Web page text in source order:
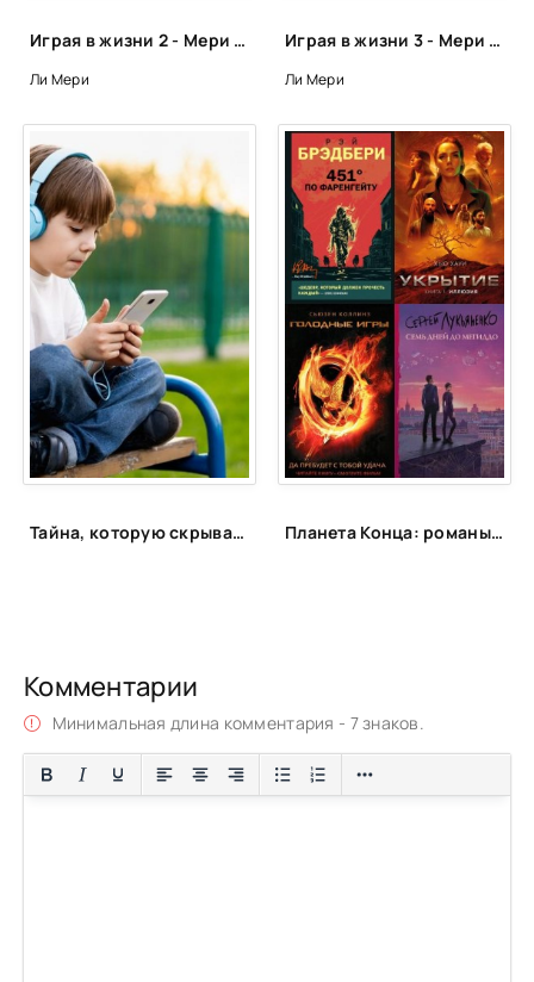
Играя в жизни 2 - Мери Ли
Ли Мери
Играя в жизни 3 - Мери Ли
Ли Мери
Тайна, которую скрывают от родителей: что на самом деле происходит с вашим ребенком, когда он играет на смартфоне! Планета Конца: романы-катастрофы, пост-апокалипсис и антиутопии
Комментарии
Минимальная длина комментария - 7 знаков.